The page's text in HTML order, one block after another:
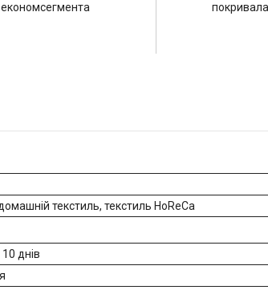
економсегмента
текстиль, текстиль HoReCa
днів